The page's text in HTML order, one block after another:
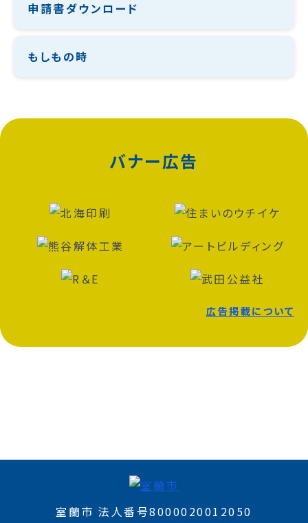
申請書ダウンロード
もしもの時
バナー広告
広告掲載について
室蘭市 法人番号8000020012050